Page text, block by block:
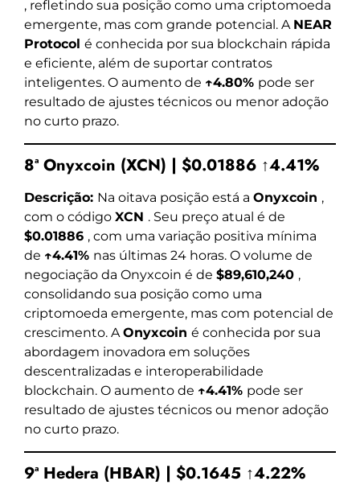
, refletindo sua posição como uma criptomoeda
emergente, mas com grande potencial. A NEAR
Protocol é conhecida por sua blockchain rápida
e eficiente, além de suportar contratos
inteligentes. O aumento de ↑4.80% pode ser
resultado de ajustes técnicos ou menor adoção
no curto prazo.
8ª Onyxcoin (XCN) | $0.01886 ↑4.41%
Descrição: Na oitava posição está a Onyxcoin ,
com o código XCN . Seu preço atual é de
$0.01886 , com uma variação positiva mínima
de ↑4.41% nas últimas 24 horas. O volume de
negociação da Onyxcoin é de $89,610,240 ,
consolidando sua posição como uma
criptomoeda emergente, mas com potencial de
crescimento. AOnyxcoin é conhecida por sua
abordagem inovadora em soluções
descentralizadas e interoperabilidade
blockchain. O aumento de ↑4.41% pode ser
resultado de ajustes técnicos ou menor adoção
no curto prazo.
9ª Hedera (HBAR) | $0.1645 ↑4.22%